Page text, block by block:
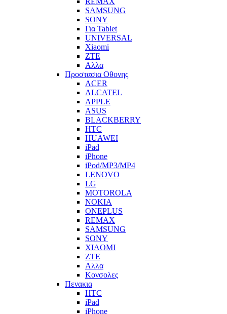
SAMSUNG
SONY
Για Tablet
UNIVERSAL
Xiaomi
ZTE
Αλλα
Προστασια Οθονης
ACER
ALCATEL
APPLE
ASUS
BLACKBERRY
HTC
HUAWEI
iPad
iPhone
iPod/MP3/MP4
LENOVO
LG
MOTOROLA
NOKIA
ONEPLUS
REMAX
SAMSUNG
SONY
XIAOMI
ZTE
Αλλα
Κονσολες
Πενακια
HTC
iPad
iPhone